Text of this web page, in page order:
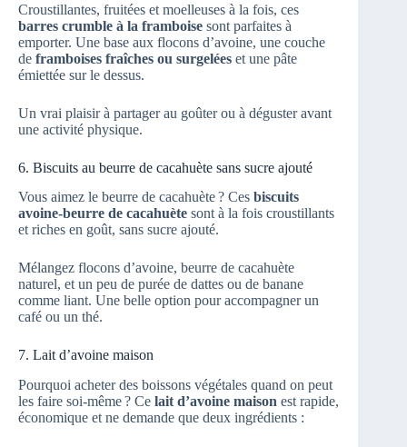
Croustillantes, fruitées et moelleuses à la fois, ces
barres crumble à la framboise sont parfaites à
emporter. Une base aux flocons d’avoine, une couche
de framboises fraîches ou surgelées et une pâte
émiettée sur le dessus.
Un vrai plaisir à partager au goûter ou à déguster avant
une activité physique.
6. Biscuits au beurre de cacahuète sans sucre ajouté
Vous aimez le beurre de cacahuète ? Ces biscuits
avoine-beurre de cacahuète sont à la fois croustillants
et riches en goût, sans sucre ajouté.
Mélangez flocons d’avoine, beurre de cacahuète
naturel, et un peu de purée de dattes ou de banane
comme liant. Une belle option pour accompagner un
café ou un thé.
7. Lait d’avoine maison
Pourquoi acheter des boissons végétales quand on peut
les faire soi-même ? Ce lait d’avoine maison est rapide,
économique et ne demande que deux ingrédients :